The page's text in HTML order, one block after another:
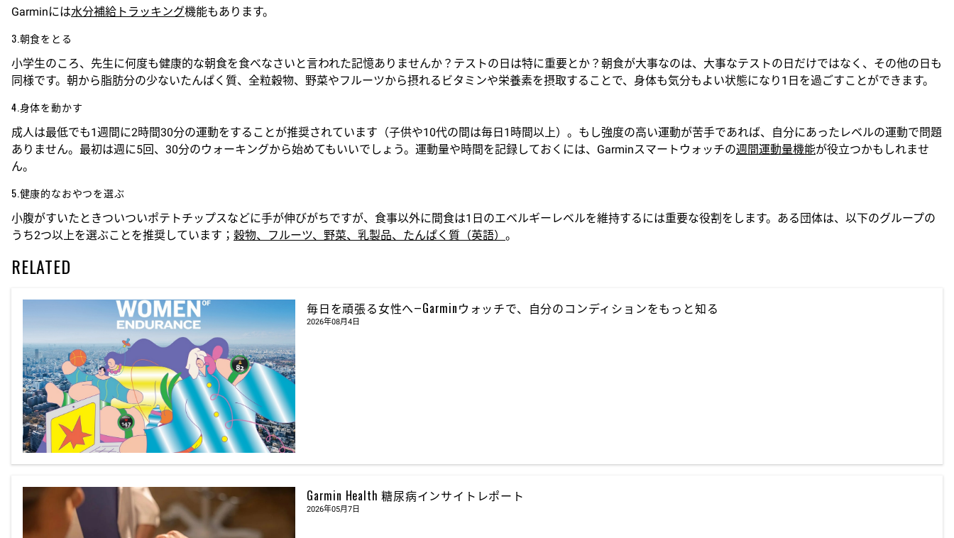
Garminには水分補給トラッキング機能もあります。
3.朝食をとる
小学生のころ、先生に何度も健康的な朝食を食べなさいと言われた記憶ありませんか？テストの日は特に重要とか？朝食が大事なのは、大事なテストの日だけではなく、その他の日も
同様です。朝から脂肪分の少ないたんぱく質、全粒穀物、野菜やフルーツから摂れるビタミンや栄養素を摂取することで、身体も気分もよい状態になり1日を過ごすことができます。
4.身体を動かす
成人は最低でも1週間に2時間30分の運動をすることが推奨されています（子供や10代の間は毎日1時間以上）。もし強度の高い運動が苦手であれば、自分にあったレベルの運動で問題
ありません。最初は週に5回、30分のウォーキングから始めてもいいでしょう。運動量や時間を記録しておくには、Garminスマートウォッチの週間運動量機能が役立つかもしれませ
ん。
5.健康的なおやつを選ぶ
小腹がすいたときついついポテトチップスなどに手が伸びがちですが、食事以外に間食は1日のエベルギーレベルを維持するには重要な役割をします。ある団体は、以下のグループの
うち2つ以上を選ぶことを推奨しています； 穀物、フルーツ、野菜、乳製品、たんぱく質（英語） 。
RELATED
毎日を頑張る女性へ―Garminウォッチで、自分のコンディションをもっと知る
2026年08月4日
Garmin Health 糖尿病インサイトレポート
2026年05月7日